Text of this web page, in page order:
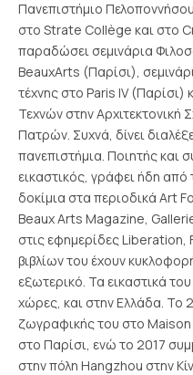
Πανεπιστήμιο
στο Strate Collège και στο
παραδώσει σεμινάρια
BeauxArts (Παρίσι),
τέχνης στο Paris IV
Τεχνών στην Αρχιτεκτονική
Πατρών. Συχνά, δίνει
πανεπιστήμια. Ποιητής
εικαστικός, γράφει ήδη
δοκίμια στα περιοδικά Art
Beaux Arts Magazine,
στις εφημερίδες
βιβλίων του έχουν
εξωτερικό. Τα εικαστικά
χώρες, και στην Ελλάδα. Το
ζωγραφικής του στο
στο Παρίσι, ενώ το 2017
στην πόλη Hangzhou στην